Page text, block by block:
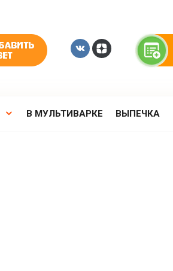
В МУЛЬТИВАРКЕ ВЫПЕЧКА